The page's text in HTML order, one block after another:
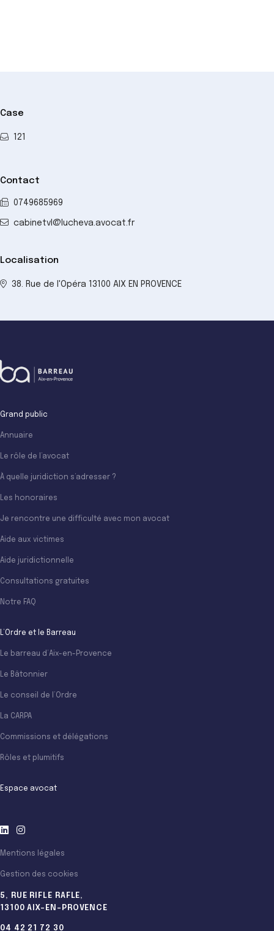
Case
121
Contact
0749685969
cabinetvl@lucheva.avocat.fr
Localisation
38. Rue de l'Opéra 13100 AIX EN PROVENCE
Grand public
Annuaire
Le rôle de l’avocat
À quelle juridiction s’adresser ?
Les honoraires
Je rencontre une difficulté avec mon avocat
Aide aux victimes
Aide juridictionnelle
Consultations gratuites
Notre FAQ
L’Ordre et le Barreau
Le barreau d’Aix-en-Provence
Le Bâtonnier
Le conseil de l’Ordre
La CARPA
Commissions et délégations
Rôles et plumitifs
Espace avocat
Mentions légales
Gestion des cookies
5, RUE RIFLE RAFLE,
13100 AIX-EN-PROVENCE
04 42 21 72 30